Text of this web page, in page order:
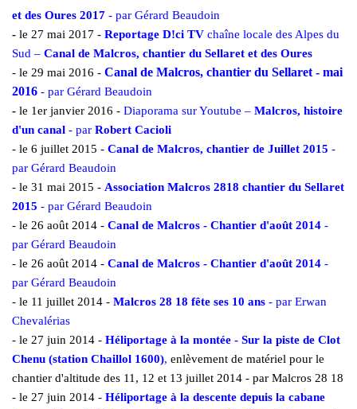
et des Oures 2017 - par Gérard Beaudoin
- le 27 mai 2017 - Reportage D!ci TV chaîne locale des Alpes du
Sud – Canal de Malcros, chantier du Sellaret et des Oures
- le 29 mai 2016 - Canal de Malcros, chantier du Sellaret - mai
2016 - par Gérard Beaudoin
- le 1er janvier 2016 - Diaporama sur Youtube – Malcros, histoire
d'un canal - par Robert Cacioli
- le 6 juillet 2015 - Canal de Malcros, chantier de Juillet 2015 -
par Gérard Beaudoin
- le 31 mai 2015 - Association Malcros 2818 chantier du Sellaret
2015 - par Gérard Beaudoin
- le 26 août 2014 - Canal de Malcros - Chantier d'août 2014 -
par Gérard Beaudoin
- le 26 août 2014 - Canal de Malcros - Chantier d'août 2014 -
par Gérard Beaudoin
- le 11 juillet 2014 - Malcros 28 18 fête ses 10 ans - par Erwan
Chevalérias
- le 27 juin 2014 - Héliportage à la montée - Sur la piste de Clot
Chenu (station Chaillol 1600), enlèvement de matériel pour le
chantier d'altitude des 11, 12 et 13 juillet 2014 - par Malcros 28 18
- le 27 juin 2014 - Héliportage à la descente depuis la cabane